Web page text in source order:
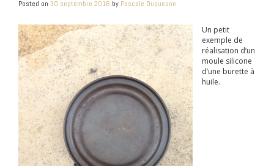
Posted on 30 septembre 2016 by Pascale Duquesne
Un petit
exemple de
réalisation d’un
moule silicone
d’une burette à
huile.